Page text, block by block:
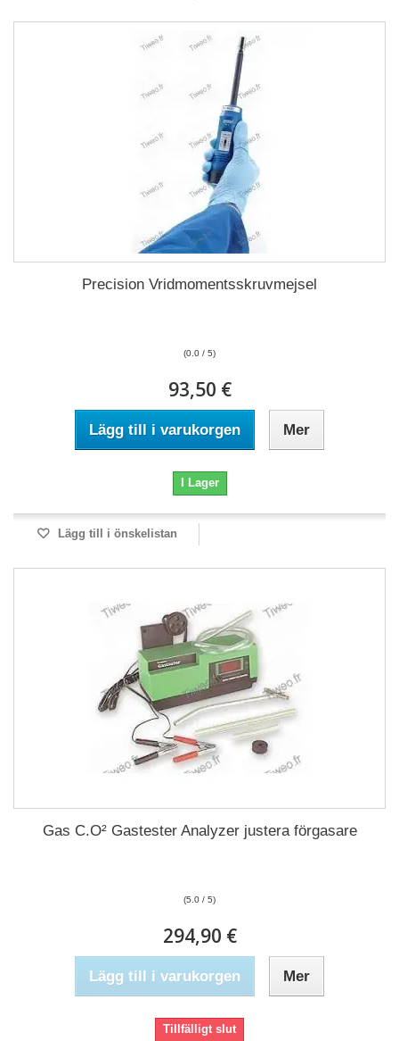
Precision Vridmomentsskruvmejsel
(0.0 / 5)
93,50 €
Lägg till i varukorgen Mer
I Lager
Lägg till i önskelistan
Gas C.O² Gastester Analyzer justera förgasare
(5.0 / 5)
294,90 €
Lägg till i varukorgen Mer
Tillfälligt slut